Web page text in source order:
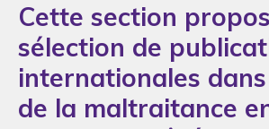
Cette section
sélection de
internationales
de la maltraitance